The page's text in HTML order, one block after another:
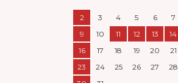
2
3 4 5 6 7
9
10 11 12 13 14
16
17 18 19 20 21
23
24 25 26 27 28